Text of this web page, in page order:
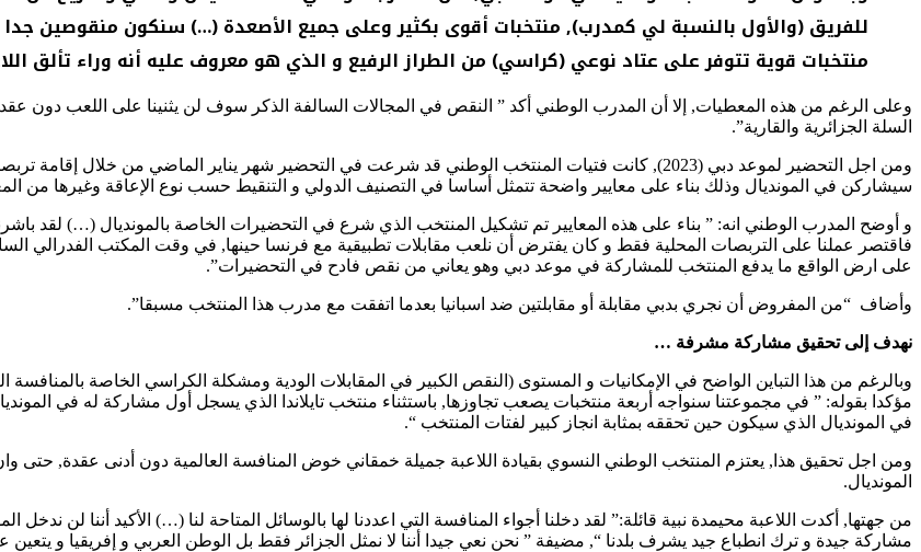
للفريق (والأول بالنسبة لي كمدرب), منتخبات أقوى بكثير وعلى جميع الأصعدة (…) سنكون منقوصين
منتخبات قوية تتوفر على عتاد نوعي (كراسي) من الطراز الرفيع و الذي هو معروف عليه أنه وراء تألق
وعلى الرغم من هذه المعطيات, إلا أن المدرب الوطني أكد ” النقص في المجالات السالفة الذكر سوف لن يثنينا على اللعب
السلة الجزائرية والقارية”.
سيشاركن في المونديال وذلك بناء على معايير واضحة تتمثل أساسا في التصنيف الدولي و التنقيط حسب نوع الإعاقة وغيرها من
فاقتصر عملنا على التربصات المحلية فقط و كان يفترض أن نلعب مقابلات تطبيقية مع فرنسا حينها, في وقت المكتب الفدرالي
على ارض الواقع ما يدفع المنتخب للمشاركة في موعد دبي وهو يعاني من نقص فادح في التحضيرات”.
وأضاف “من المفروض أن نجري بدبي مقابلة أو مقابلتين ضد اسبانيا بعدما اتفقت مع مدرب هذا المنتخب مسبقا”.
نهدف إلى تحقيق مشاركة مشرفة …
وبالرغم من هذا التباين الواضح في الإمكانيات و المستوى (النقص الكبير في المقابلات الودية ومشكلة الكراسي الخاصة
مؤكدا بقوله: ” في مجموعتنا سنواجه أربعة منتخبات يصعب تجاوزها, باستثناء منتخب تايلاندا الذي يسجل أول مشاركة له في
في المونديال الذي سيكون حين تحققه بمثابة انجاز كبير لفتات المنتخب “.
ومن اجل تحقيق هذا, يعتزم المنتخب الوطني النسوي بقيادة اللاعبة جميلة خمقاني خوض المنافسة العالمية دون أدنى عقدة,
المونديال.
من جهتها, أكدت اللاعبة محيمدة نبية قائلة:” لقد دخلنا أجواء المنافسة التي اعددنا لها بالوسائل المتاحة لنا (…) الأكيد أننا لن
مشاركة جيدة و ترك انطباع جيد يشرف بلدنا “, مضيفة ” نحن نعي جيدا أننا لا نمثل الجزائر فقط بل الوطن العربي و إفريقيا و